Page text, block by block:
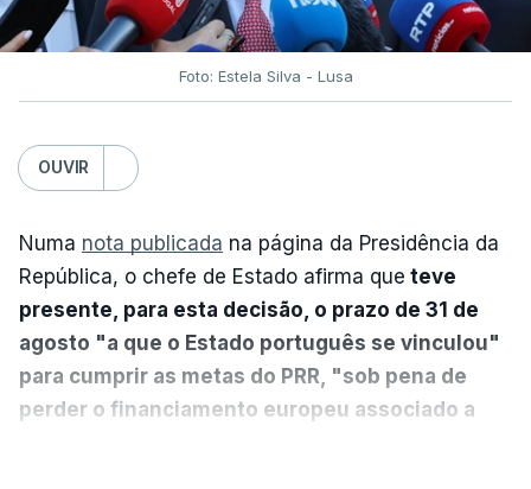
Foto: Estela Silva - Lusa
OUVIR
Numa nota publicada na página da Presidência da
República, o chefe de Estado afirma que teve
presente, para esta decisão, o prazo de 31 de
agosto "a que o Estado português se vinculou"
para cumprir as metas do PRR, "sob pena de
perder o financiamento europeu associado a